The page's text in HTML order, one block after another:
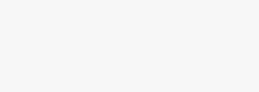
den gewünschten Wert ein